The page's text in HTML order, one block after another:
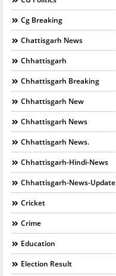
Cg Breaking
Chattisgarh News
Chhattisgarh
Chhattisgarh Breaking
Chhattisgarh New
Chhattisgarh News
Chhattisgarh News.
Chhattisgarh-Hindi-News
Chhattisgarh-News-Update
Cricket
Crime
Education
Election Result